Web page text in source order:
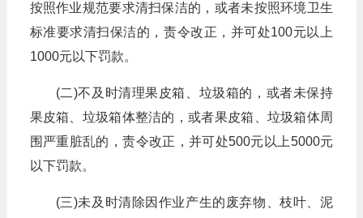
按照作业规范要求清扫保洁的，或者未按照环境卫生
标准要求清扫保洁的，责令改正，并可处100元以上
1000元以下罚款。
(二)不及时清理果皮箱、垃圾箱的，或者未保持
果皮箱、垃圾箱体整洁的，或者果皮箱、垃圾箱体周
围严重脏乱的，责令改正，并可处500元以上5000元
以下罚款。
(三)未及时清除因作业产生的废弃物、枝叶、泥